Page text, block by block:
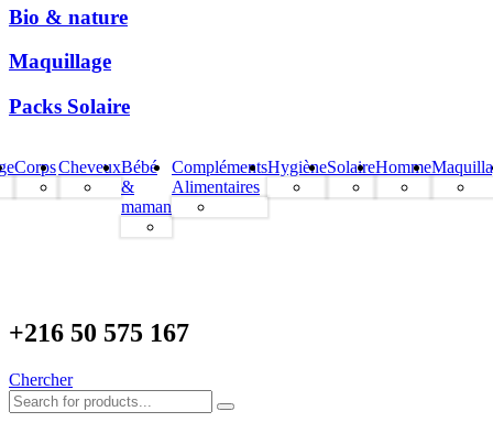
Bio & nature
Maquillage
Packs Solaire
CorpsCheveuxBébé
&
maman
Compléments
Alimentaires
HygièneSolaireHomme
+216 50 575 167
Chercher